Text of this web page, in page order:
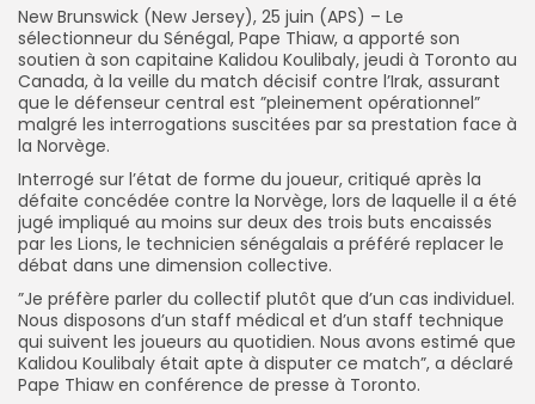
FR
New Brunswick (New Jersey), 25 juin (APS) – Le
sélectionneur du Sénégal, Pape Thiaw, a apporté son
soutien à son capitaine Kalidou Koulibaly, jeudi à Toronto au
Canada, à la veille du match décisif contre l’Irak, assurant
que le défenseur central est ”pleinement opérationnel”
malgré les interrogations suscitées par sa prestation face à
la Norvège.
‎‎Interrogé sur l’état de forme du joueur, critiqué après la
défaite concédée contre la Norvège, lors de laquelle il a été
jugé impliqué au moins sur deux des trois buts encaissés
par les Lions, le technicien sénégalais a préféré replacer le
débat dans une dimension collective.
‎‎”Je préfère parler du collectif plutôt que d’un cas individuel.
Nous disposons d’un staff médical et d’un staff technique
qui suivent les joueurs au quotidien. Nous avons estimé que
Kalidou Koulibaly était apte à disputer ce match”, a déclaré
Pape Thiaw en conférence de presse à Toronto.